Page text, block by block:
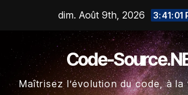
dim. Août 9th, 2026 3:41:01
Code-
Maîtrisez l’évolution du code, à la